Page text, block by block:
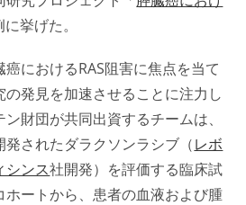
に挙げた。
におけるRAS阻害に焦点を当て
の発見を加速させることに注力し
財団が共同出資するチームは、
されたダラクソンラシブ（レボ
シンス社開発）を評価する臨床試
ートから、患者の血液および腫